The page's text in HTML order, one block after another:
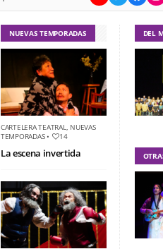
NUEVAS TEMPORADAS
CARTELERA TEATRAL, NUEVAS
TEMPORADAS• 14
La escena invertida
DEL